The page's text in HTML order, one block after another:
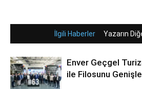
İlgili Haberler Yazarın
Enver Geçgel
ile Filosunu